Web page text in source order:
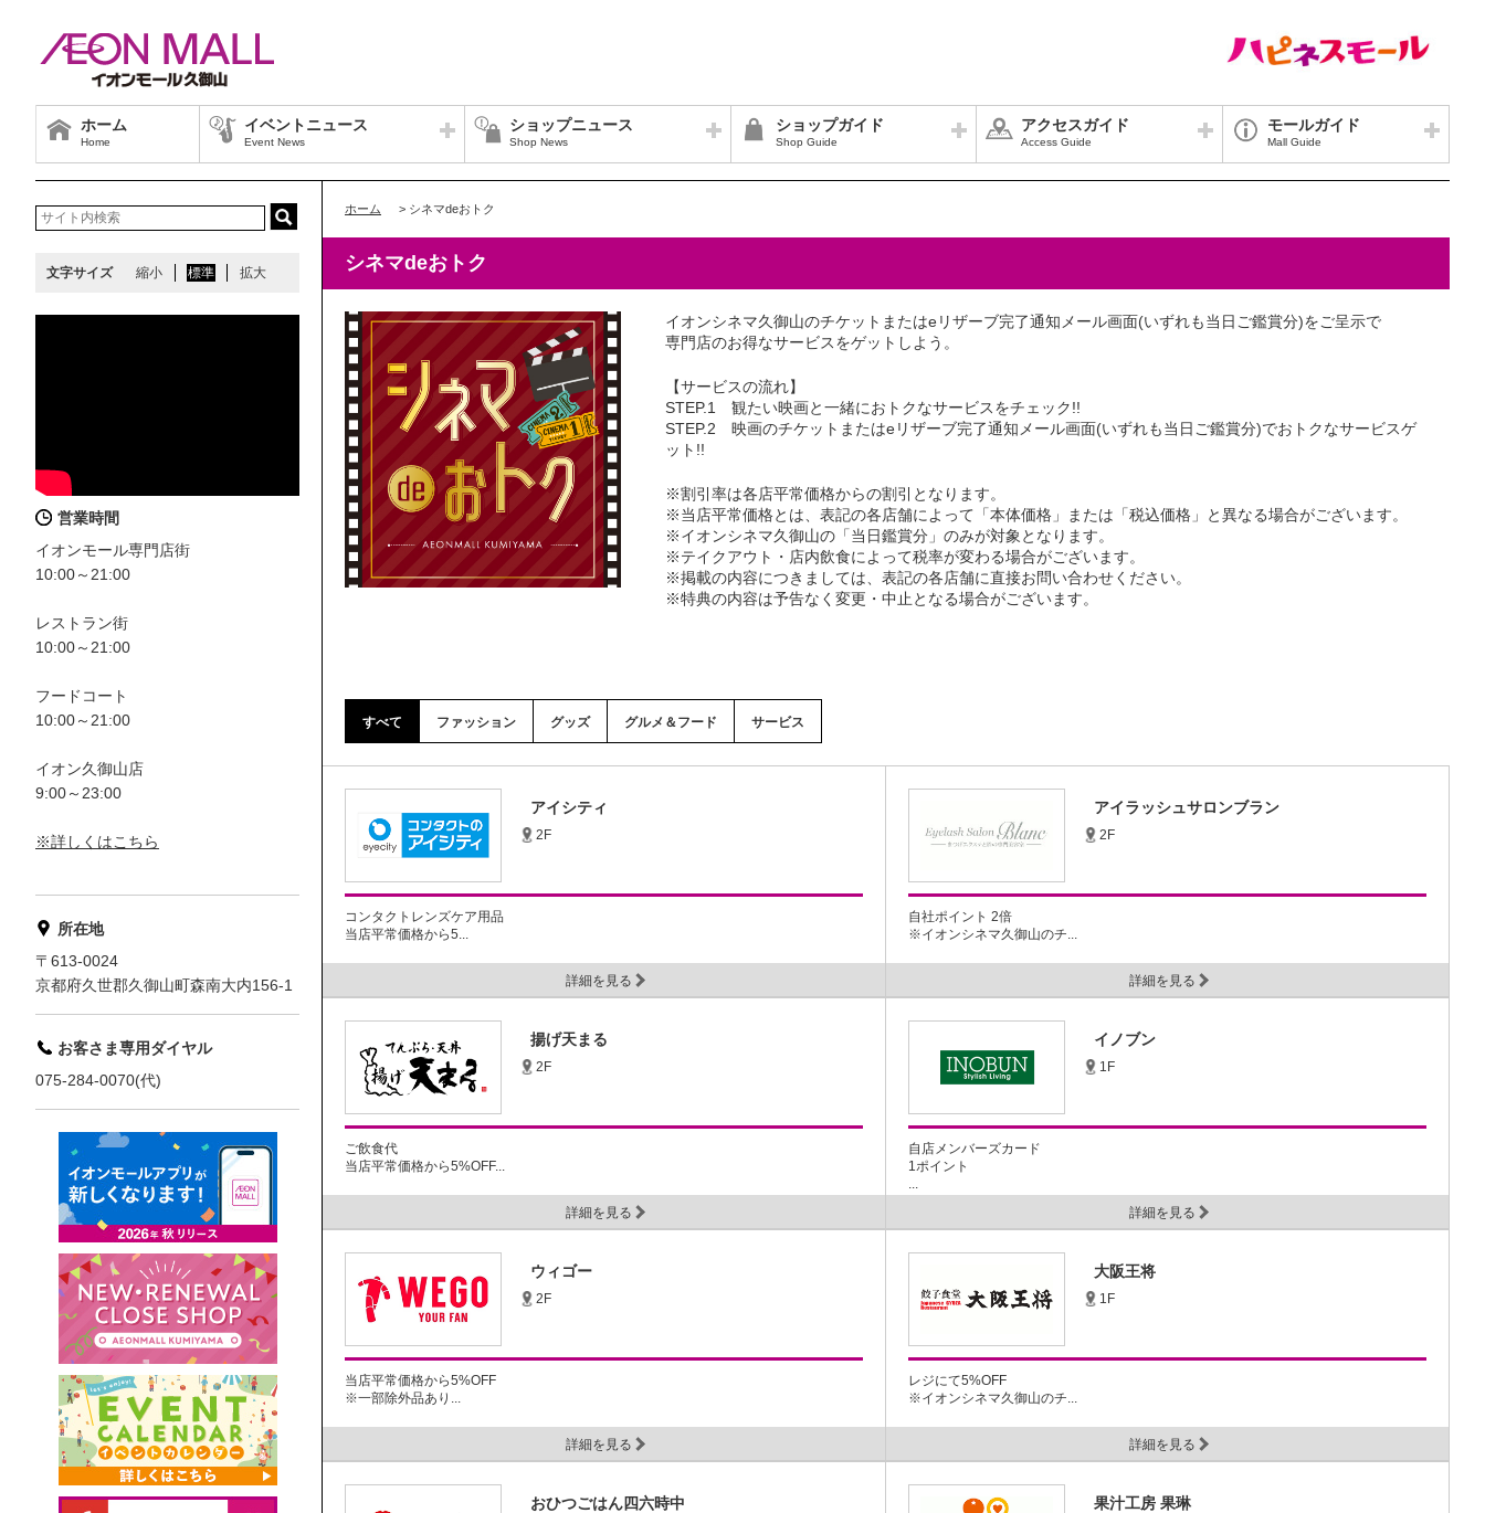
ホーム
Home
イベントニュース
Event News
ショップニュース
Shop News
ショップガイド
Shop Guide
アクセスガイド
Access Guide
モールガイド
Mall Guide
ホーム > シネマdeおトク
シネマdeおトク
イオンシネマ久御山のチケットまたはeリザーブ完了通知メール画面(いずれも当日ご鑑賞分)をご呈示で
専門店のお得なサービスをゲットしよう。
【サービスの流れ】
STEP.1 観たい映画と一緒におトクなサービスをチェック!!
STEP.2 映画のチケットまたはeリザーブ完了通知メール画面(いずれも当日ご鑑賞分)でおトクなサービスゲ
ット!!
※割引率は各店平常価格からの割引となります。
※当店平常価格とは、表記の各店舗によって「本体価格」または「税込価格」と異なる場合がございます。
※イオンシネマ久御山の「当日鑑賞分」のみが対象となります。
※テイクアウト・店内飲食によって税率が変わる場合がございます。
※掲載の内容につきましては、表記の各店舗に直接お問い合わせください。
※特典の内容は予告なく変更・中止となる場合がございます。
すべて ファッション グッズ グルメ＆フード サービス
アイシティ
2F
コンタクトレンズケア用品
当店平常価格から5...
詳細を見る
アイラッシュサロンブラン
2F
自社ポイント 2倍
※イオンシネマ久御山のチ...
詳細を見る
揚げ天まる
2F
ご飲食代
当店平常価格から5%OFF...
詳細を見る
イノブン
1F
自店メンバーズカード
1ポイント
詳細を見る
ウィゴー
2F
当店平常価格から5%OFF
※一部除外品あり...
詳細を見る
大阪王将
1F
レジにて5%OFF
※イオンシネマ久御山のチ...
詳細を見る
おひつごはん四六時中 果汁工房 果琳
文字サイズ 縮小 標準 拡大
営業時間
イオンモール専門店街
10:00～21:00
レストラン街
10:00～21:00
フードコート
10:00～21:00
イオン久御山店
9:00～23:00
※詳しくはこちら
所在地
〒613-0024
京都府久世郡久御山町森南大内156-1
お客さま専用ダイヤル
075-284-0070(代)